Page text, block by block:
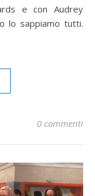
lo sappiamo tutti.
0 commenti